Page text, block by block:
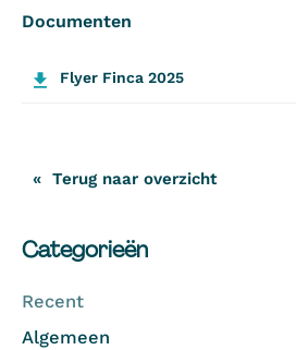
Categorieën
Recent
Algemeen
Documenten
Flyer Finca 2025
Terug naar overzicht